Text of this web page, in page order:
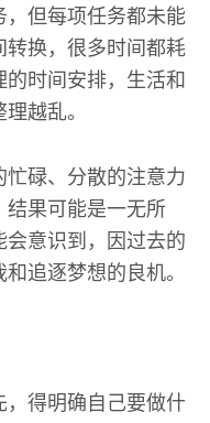
但每项任务都未能
换，很多时间都耗
时间安排，生活和
越乱。
碌、分散的注意力
结果可能是一无所
意识到，因过去的
追逐梦想的良机。
，得明确自己要做什